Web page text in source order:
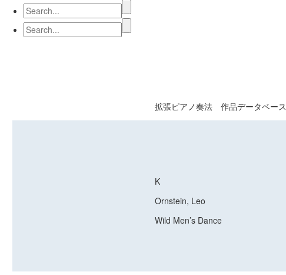
拡張ピアノ奏法 作品データベース
K
Ornstein, Leo
Wild Men’s Dance